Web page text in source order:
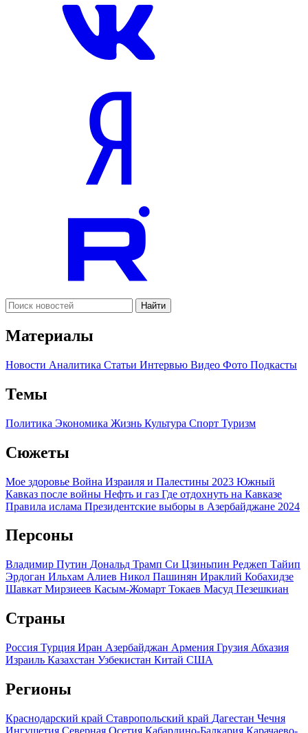
Найти
Материалы
Новости Аналитика Статьи Интервью Видео Фото Подкасты
Темы
Политика Экономика Жизнь Культура Спорт Туризм
Сюжеты
Мое здоровье Война Израиля и Палестины 2023 Южный
Кавказ после войны Нефть и газ Где отдохнуть на Кавказе
Правила ислама Президентские выборы в Азербайджане 2024
Персоны
Владимир Путин Дональд Трамп Си Цзиньпин Реджеп Тайип
Эрдоган Ильхам Алиев Никол Пашинян Ираклий Кобахидзе
Шавкат Мирзиеев Касым-Жомарт Токаев Масуд Пезешкиан
Страны
Россия Турция Иран Азербайджан Армения Грузия Абхазия
Израиль Казахстан Узбекистан Китай США
Регионы
Краснодарский край Ставропольский край Дагестан Чечня
Ингушетия Северная Осетия Кабардино-Балкария Карачаево-